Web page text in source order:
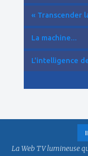
« Transcender
La machine...
L'intelligence
La Web TV lumineuse